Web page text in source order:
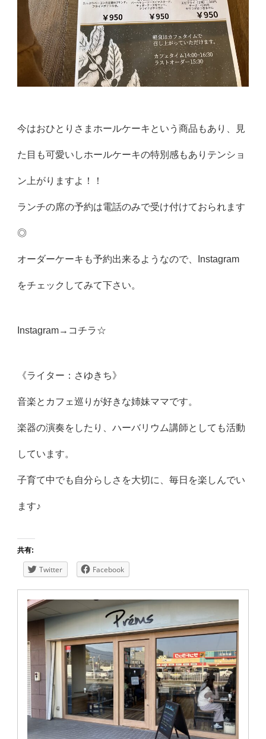
今はおひとりさまホールケーキという商品もあり、見
た目も可愛いしホールケーキの特別感もありテンショ
ン上がりますよ！！
ランチの席の予約は電話のみで受け付けておられます
◎
オーダーケーキも予約出来るようなので、Instagram
をチェックしてみて下さい。
Instagram→ コチラ☆
《ライター：さゆきち》
音楽とカフェ巡りが好きな姉妹ママです。
楽器の演奏をしたり、ハーバリウム講師としても活動
しています。
子育て中でも自分らしさを大切に、毎日を楽しんでい
ます♪
共有:
Twitter Facebook